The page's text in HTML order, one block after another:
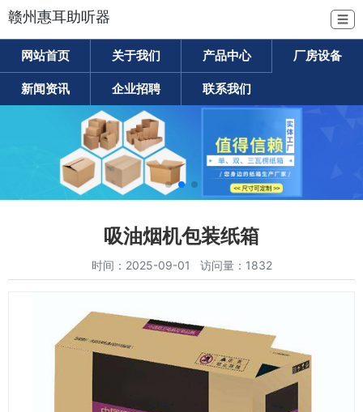
赣州惠耳助听器 ☰
网站首页 关于我们 产品中心 厂房设备
新闻资讯 企业招聘 联系我们
吸油烟机包装纸箱
时间：2025-09-01 访问量：1832